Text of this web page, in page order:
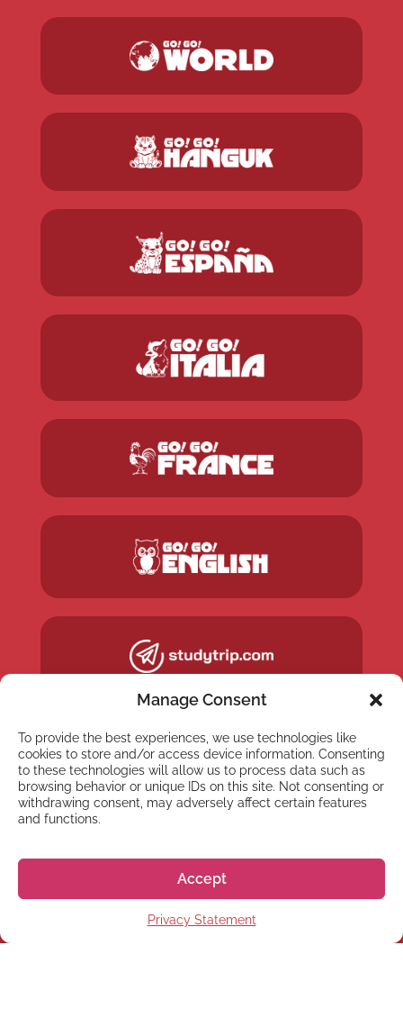
Manage Consent
To provide the best experiences, we use technologies like
cookies to store and/or access device information. Consenting
to these technologies will allow us to process data such as
browsing behavior or unique IDs on this site. Not consenting or
withdrawing consent, may adversely affect certain features
and functions.
Accept
Privacy Statement
NEWSLETTER
Registrati alla nostra